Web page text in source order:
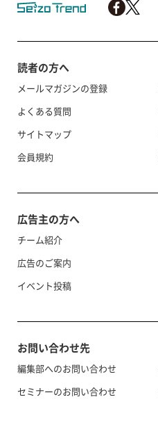
読者の方へ
メールマガジンの登録
よくある質問
サイトマップ
会員規約
広告主の方へ
チーム紹介
広告のご案内
イベント投稿
お問い合わせ先
編集部へのお問い合わせ
セミナーのお問い合わせ